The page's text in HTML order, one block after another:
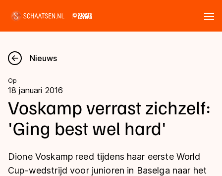
Nieuws
Kalender
Disciplines
Langebaan
Uitslagen
Nieuws
Op
18 januari 2016
Voskamp verrast zichzelf:
'Ging best wel hard'
Dione Voskamp reed tijdens haar eerste World
Cup-wedstrijd voor junioren in Baselga naar het